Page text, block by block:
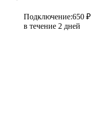
Подключение:650 ₽
в течение 2 дней